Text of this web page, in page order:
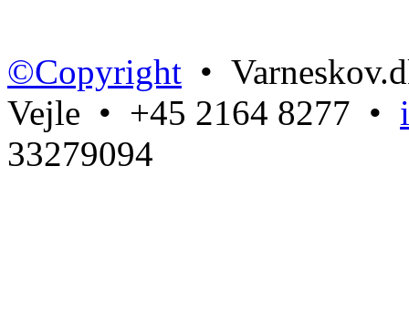
©Copyright •
Vejle • +45 2164 8277 •
33279094